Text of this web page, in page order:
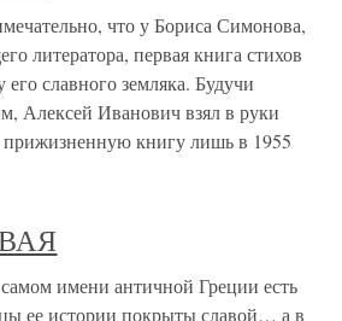
что у Бориса Симонова,
литератора, первая книга стихов
славного земляка. Будучи
Алексей Иванович взял в руки
книгу лишь в 1955
имени античной Греции есть
ее истории покрыты славой… а в